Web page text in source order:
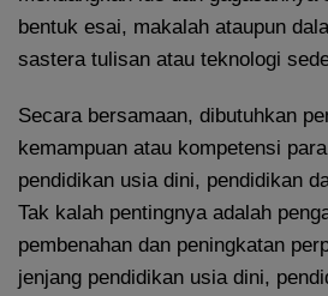
bentuk esai, makalah ataupun
sastera tulisan atau teknologi
Secara bersamaan, dibutuhkan
kemampuan atau kompetensi
pendidikan usia dini, pendidikan
Tak kalah pentingnya adalah
pembenahan dan peningkatan
jenjang pendidikan usia dini,